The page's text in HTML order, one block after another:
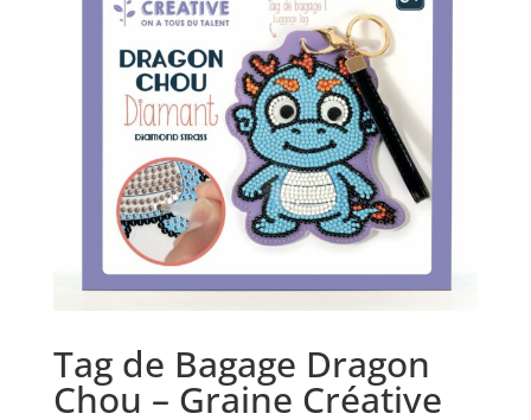
Tag de Bagage Dragon
Chou – Graine Créative